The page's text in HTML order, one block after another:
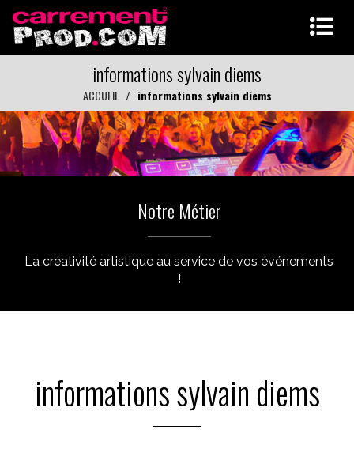
informations sylvain diems
ACCUEIL informations sylvain diems
Notre Métier
La créativité artistique au service de vos événements
!
informations sylvain diems